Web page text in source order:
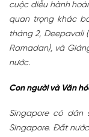
cuộc diễu hành
quan trọng khác
tháng 2, Deepavali
Ramadan), và
nước.
Con người và Văn
Singapore có dân
Singapore. Đất